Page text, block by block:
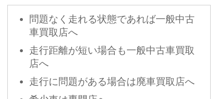
問題なく走れる状態であれば一般中古
車買取店へ
走行距離が短い場合も一般中古車買取
店へ
走行に問題がある場合は廃車買取店へ